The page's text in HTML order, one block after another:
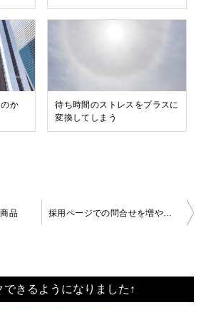
か
待ち時間のストレスをプラスに
変換してしまう
品
できるようになりました↑